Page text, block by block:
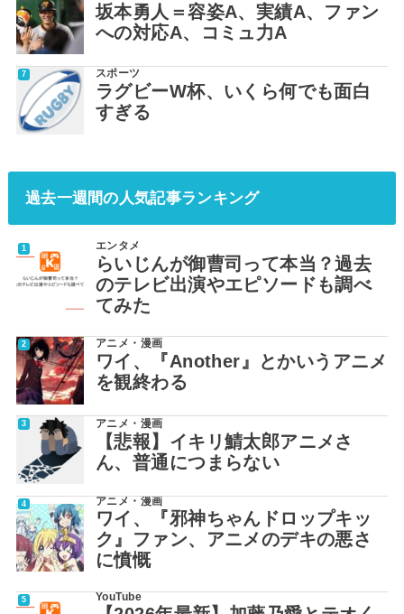
坂本勇人＝容姿A、実績A、ファン
への対応A、コミュ力A
スポーツ
ラグビーW杯、いくら何でも面白
すぎる
過去一週間の人気記事ランキング
エンタメ
らいじんが御曹司って本当？過去
のテレビ出演やエピソードも調べ
てみた
アニメ・漫画
ワイ、『Another』とかいうアニメ
を観終わる
アニメ・漫画
【悲報】イキリ鯖太郎アニメさ
ん、普通につまらない
アニメ・漫画
ワイ、『邪神ちゃんドロップキッ
ク』ファン、アニメのデキの悪さ
に憤慨
YouTube